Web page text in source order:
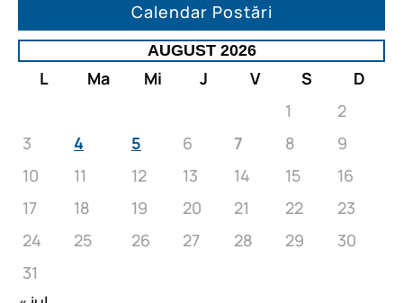
Calendar Postări
AUGUST 2026
L Ma Mi J V S
D
1
2
3
4 5 6 7 8
9
10
11 12 13 14 15
16
17
18 19 20 21 22
23
24
25 26 27 28 29
30
31